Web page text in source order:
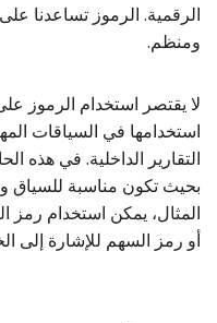
الرقمية. الرموز تساعدنا
ومنظم.
لا يقتصر استخدام الرموز
استخدامها في السياقات
التقارير الداخلية. في هذه
بحيث تكون مناسبة
المثال، يمكن استخدام رمز
أو رمز السهم للإشارة إلى